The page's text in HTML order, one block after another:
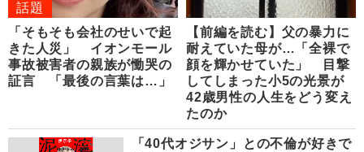
話題
「そもそも会社のせいで起
きた人災」 イオンモール
事故被害者の親族が慟哭の
証言 「最後の言葉は…」
【前編を読む】父の暴力に
耐えていた母が…「全裸で
顔を輝かせていた」 目撃
してしまった小5の光景が
42歳男性の人生をどう変え
たのか
「40代オジサン」との不倫が好きで